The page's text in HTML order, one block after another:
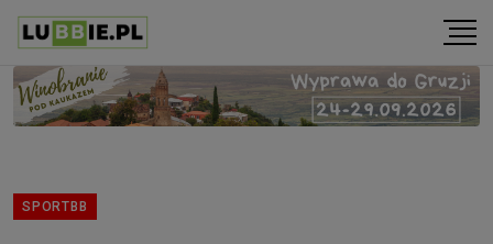
SPORTBB